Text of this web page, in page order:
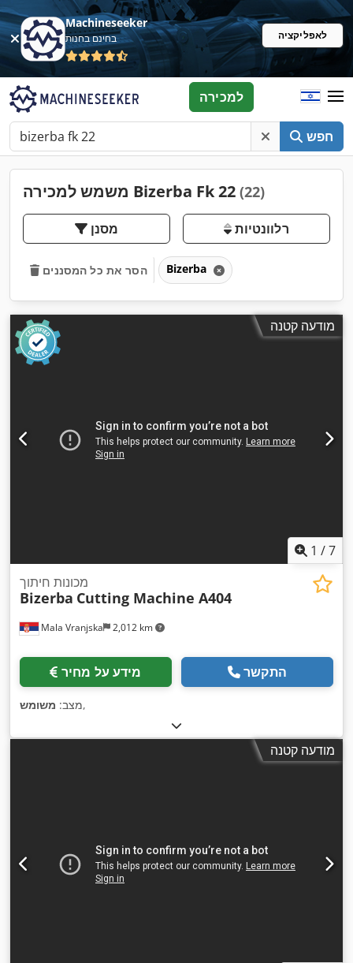
Machineseeker
בחינם בחנות לאפליקציה
חפש
למכירה
משמש למכירה Bizerba Fk 22 (22)
מסנן רלוונטיות
הסר את כל המסננים Bizerba
מודעה קטנה
1 /7
Mala Vranjska 2,012 km
מכונות חיתוך
Bizerba Cutting Machine A404
מידע על מחיר התקשר
מצב: משומש ,
מודעה קטנה